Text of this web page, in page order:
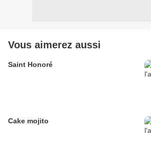
Vous aimerez aussi
Saint Honoré
Cake mojito